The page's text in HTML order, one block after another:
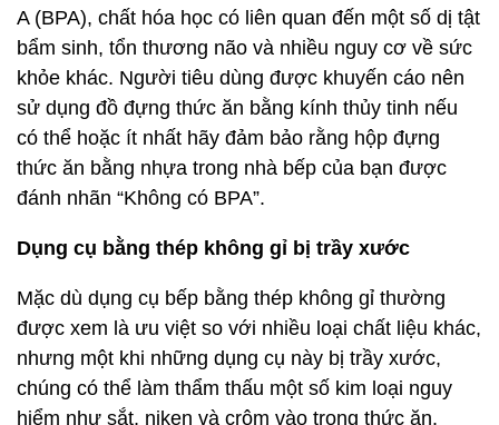
A (BPA), chất hóa học có liên quan đến một số dị tật
bẩm sinh, tổn thương não và nhiều nguy cơ về sức
khỏe khác. Người tiêu dùng được khuyến cáo nên
sử dụng đồ đựng thức ăn bằng kính thủy tinh nếu
có thể hoặc ít nhất hãy đảm bảo rằng hộp đựng
thức ăn bằng nhựa trong nhà bếp của bạn được
đánh nhãn “Không có BPA”.
Dụng cụ bằng thép không gỉ bị trầy xước
Mặc dù dụng cụ bếp bằng thép không gỉ thường
được xem là ưu việt so với nhiều loại chất liệu khác,
nhưng một khi những dụng cụ này bị trầy xước,
chúng có thể làm thẩm thấu một số kim loại nguy
hiểm như sắt, niken và crôm vào trong thức ăn.